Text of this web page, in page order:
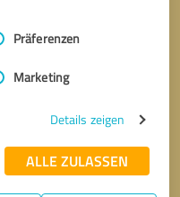
Präferenzen
Marketing
Details zeigen
ALLE ZULASSEN
* Erforderliche Angaben